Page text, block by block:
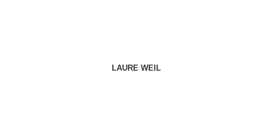
LAURE WEIL